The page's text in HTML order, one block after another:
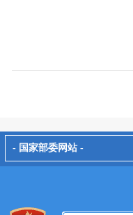
- 国家部委网站 -